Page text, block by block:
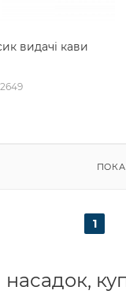
видачі кави
1